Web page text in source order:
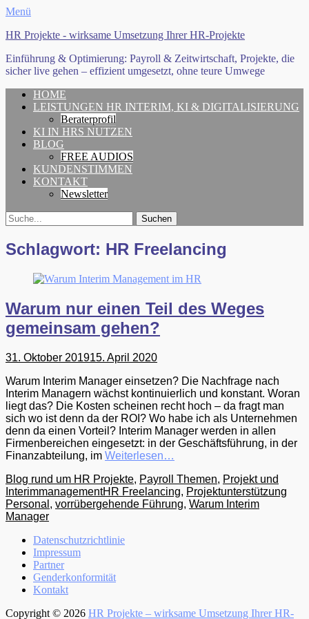
Menü
HR Projekte - wirksame Umsetzung Ihrer HR-Projekte
Einführung & Optimierung: Payroll & Zeitwirtschaft, Projekte, die
sicher live gehen – effizient umgesetzt, ohne teure Umwege
Erstes
Menü
Zum
Inhalt:
HOME
LEISTUNGEN HR INTERIM, KI & DIGITALISIERUNG
Beraterprofil
KI IN HRS NUTZEN
BLOG
FREE AUDIOS
KUNDENSTIMMEN
KONTAKT
Newsletter
Search
Suche
für:
Schlagwort: HR Freelancing
Warum nur einen Teil des Weges
gemeinsam gehen?
Gepostet
31. Oktober 201915. April 2020
Warum Interim Manager einsetzen? Die Nachfrage nach
Interim Managern wächst kontinuierlich und konstant. Woran
liegt das? Die Kosten scheinen recht hoch – da fragt man
sich wo ist denn da der ROI? Wo habe ich als Unternehmen
denn da einen Vorteil? Interim Manager werden in allen
Firmenbereichen eingesetzt: in der Geschäftsführung, in der
Finanzabteilung, im Weiterlesen…
Kategorien
Blog rund um HR Projekte, Payroll Themen, Projekt und
InterimmanagementTags
HR Freelancing, Projektunterstützung
Personal , vorrübergehende Führung, Warum Interim
Manager
Menü
Fußzeile
Zum
Inhalt:
Datenschutzrichtlinie
Impressum
Partner
Genderkonformität
Kontakt
Copyright © 2026 HR Projekte – wirksame Umsetzung Ihrer HR-